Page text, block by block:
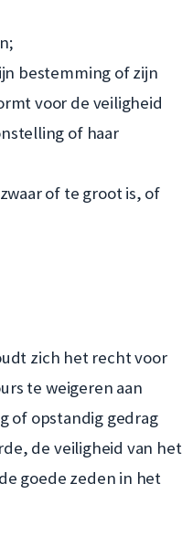
bestemming of zijn
voor de veiligheid
of haar
of te groot is, of
zich het recht voor
te weigeren aan
of opstandig gedrag
de veiligheid van het
goede zeden in het